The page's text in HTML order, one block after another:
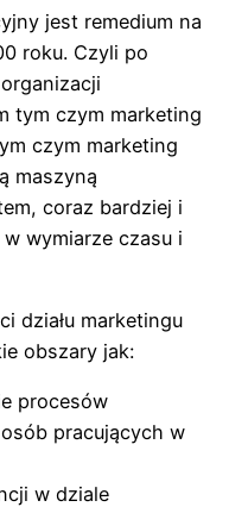
jest remedium na
roku. Czyli po
tym czym marketing
czym marketing
maszyną
coraz bardziej i
wymiarze czasu i
działu marketingu
obszary jak:
procesów
pracujących w
w dziale